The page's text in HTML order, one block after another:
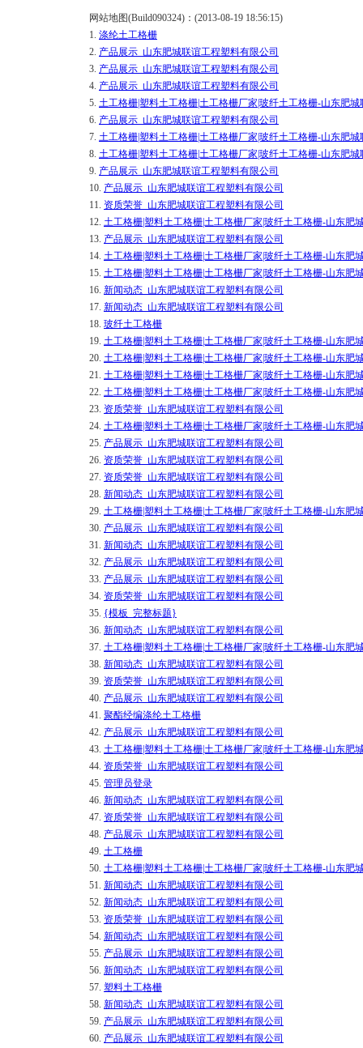
网站地图(Build090324)：(2013-08-19 18:56:15)
1. 涤纶土工格栅
2. 产品展示_山东肥城联谊工程塑料有限公司
3. 产品展示_山东肥城联谊工程塑料有限公司
4. 产品展示_山东肥城联谊工程塑料有限公司
5. 土工格栅|塑料土工格栅|土工格栅厂家|玻纤土工格栅-山东肥
6. 产品展示_山东肥城联谊工程塑料有限公司
7. 土工格栅|塑料土工格栅|土工格栅厂家|玻纤土工格栅-山东肥
8. 土工格栅|塑料土工格栅|土工格栅厂家|玻纤土工格栅-山东肥
9. 产品展示_山东肥城联谊工程塑料有限公司
10. 产品展示_山东肥城联谊工程塑料有限公司
11. 资质荣誉_山东肥城联谊工程塑料有限公司
12. 土工格栅|塑料土工格栅|土工格栅厂家|玻纤土工格栅-山东肥
13. 产品展示_山东肥城联谊工程塑料有限公司
14. 土工格栅|塑料土工格栅|土工格栅厂家|玻纤土工格栅-山东肥
15. 土工格栅|塑料土工格栅|土工格栅厂家|玻纤土工格栅-山东肥
16. 新闻动态_山东肥城联谊工程塑料有限公司
17. 新闻动态_山东肥城联谊工程塑料有限公司
18. 玻纤土工格栅
19. 土工格栅|塑料土工格栅|土工格栅厂家|玻纤土工格栅-山东肥
20. 土工格栅|塑料土工格栅|土工格栅厂家|玻纤土工格栅-山东肥
21. 土工格栅|塑料土工格栅|土工格栅厂家|玻纤土工格栅-山东肥
22. 土工格栅|塑料土工格栅|土工格栅厂家|玻纤土工格栅-山东肥
23. 资质荣誉_山东肥城联谊工程塑料有限公司
24. 土工格栅|塑料土工格栅|土工格栅厂家|玻纤土工格栅-山东肥
25. 产品展示_山东肥城联谊工程塑料有限公司
26. 资质荣誉_山东肥城联谊工程塑料有限公司
27. 资质荣誉_山东肥城联谊工程塑料有限公司
28. 新闻动态_山东肥城联谊工程塑料有限公司
29. 土工格栅|塑料土工格栅|土工格栅厂家|玻纤土工格栅-山东肥
30. 产品展示_山东肥城联谊工程塑料有限公司
31. 新闻动态_山东肥城联谊工程塑料有限公司
32. 产品展示_山东肥城联谊工程塑料有限公司
33. 产品展示_山东肥城联谊工程塑料有限公司
34. 资质荣誉_山东肥城联谊工程塑料有限公司
35. {模板_完整标题}
36. 新闻动态_山东肥城联谊工程塑料有限公司
37. 土工格栅|塑料土工格栅|土工格栅厂家|玻纤土工格栅-山东肥
38. 新闻动态_山东肥城联谊工程塑料有限公司
39. 资质荣誉_山东肥城联谊工程塑料有限公司
40. 产品展示_山东肥城联谊工程塑料有限公司
41. 聚酯经编涤纶土工格栅
42. 产品展示_山东肥城联谊工程塑料有限公司
43. 土工格栅|塑料土工格栅|土工格栅厂家|玻纤土工格栅-山东肥
44. 资质荣誉_山东肥城联谊工程塑料有限公司
45. 管理员登录
46. 新闻动态_山东肥城联谊工程塑料有限公司
47. 资质荣誉_山东肥城联谊工程塑料有限公司
48. 产品展示_山东肥城联谊工程塑料有限公司
49. 土工格栅
50. 土工格栅|塑料土工格栅|土工格栅厂家|玻纤土工格栅-山东肥
51. 新闻动态_山东肥城联谊工程塑料有限公司
52. 新闻动态_山东肥城联谊工程塑料有限公司
53. 资质荣誉_山东肥城联谊工程塑料有限公司
54. 新闻动态_山东肥城联谊工程塑料有限公司
55. 产品展示_山东肥城联谊工程塑料有限公司
56. 新闻动态_山东肥城联谊工程塑料有限公司
57. 塑料土工格栅
58. 新闻动态_山东肥城联谊工程塑料有限公司
59. 产品展示_山东肥城联谊工程塑料有限公司
60. 产品展示_山东肥城联谊工程塑料有限公司